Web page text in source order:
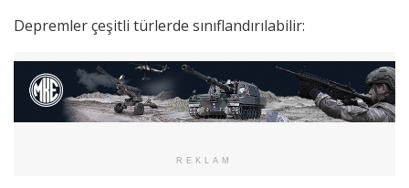
Depremler çeşitli türlerde sınıflandırılabilir:
REKLAM